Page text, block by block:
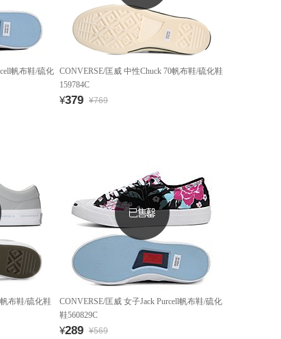
帆布鞋/硫化 CONVERSE/匡威 中性Chuck 70帆布鞋/硫化鞋
159784C
¥379 ¥769
布鞋/硫化鞋
CONVERSE/匡威 女子Jack Purcell帆布鞋/硫化
鞋560829C
¥289 ¥569